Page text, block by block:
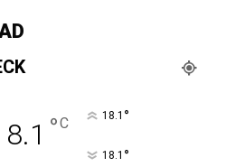
°C 18.1 °
18.1 °